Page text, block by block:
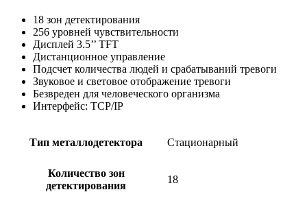
18 зон детектирования
256 уровней чувствительности
Дисплей 3.5’’ TFT
Дистанционное управление
Подсчет количества людей и срабатываний тревоги
Звуковое и световое отображение тревоги
Безвреден для человеческого организма
Интерфейс: TCP/IP
Тип металлодетектора Стационарный
Количество зон
детектирования
18